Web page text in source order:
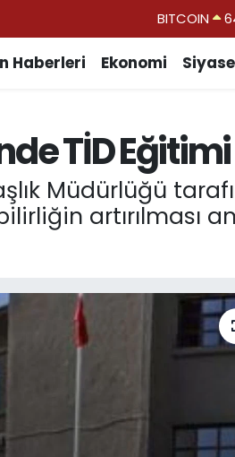
DOLAR
BİST100
BITCOIN
Haberleri Ekonomi
TİD
Müdürlüğü
artırılması